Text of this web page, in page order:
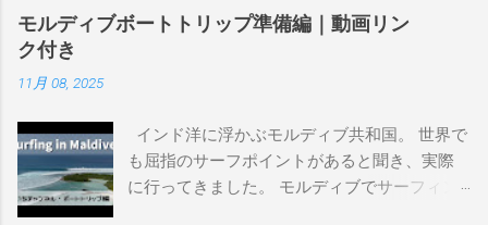
譲って、手元に無いのがほとんどだけど。 色
んなサーフボードに乗って、サーフィンの世
ーメイドビーチ 最もロングライドしてきたポ
イント スナッパー、レインボーベイ、グリ
ーンマウント、クーリービーチ、キラ、レノ
モルディブボートトリップ準備編｜動画リン
ク付き
11月 08, 2025
インド洋に浮かぶモルディブ共和国。 世界で
も屈指のサーフポイントがあると聞き、実際
に行ってきました。 モルディブでサーフィン